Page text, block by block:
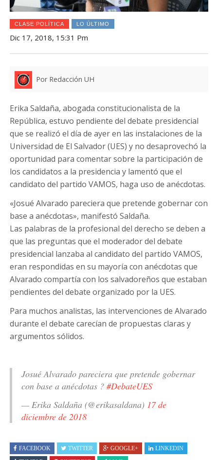
CLASE POLÍTICA LO ÚLTIMO
Dic 17, 2018, 15:31 Pm
Por Redacción UH
Erika Saldaña, abogada constitucionalista de la
República, estuvo pendiente del debate presidencial
que se realizó el día de ayer en las instalaciones de la
Universidad de El Salvador (UES) y no desaprovechó la
oportunidad para comentar sobre la participación de
los candidatos a la presidencia y lamentó que el
candidato del partido VAMOS, haga uso de anécdotas.
«Josué Alvarado pareciera que pretende gobernar con
base a anécdotas», manifestó Saldaña.
Las palabras de la profesional del derecho se deben a
que las preguntas que el moderador del debate
presidencial lanzaba al candidato del partido VAMOS,
eran respondidas en su mayoría con anécdotas que
Alvarado compartía con los salvadoreños que estaban
pendientes del debate organizado por la UES.
Para muchos analistas, las intervenciones de Alvarado
durante el debate carecían de propuestas claras y
argumentos sólidos.
Josué Alvarado pareciera que pretende gobernar
con base a anécdotas ? #DebateUES
— Erika Saldaña (@erikasaldana) 17 de
diciembre de 2018
FACEBOOK TWITTER GOOGLE+
LINKEDIN